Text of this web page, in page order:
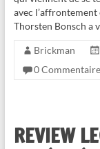
avec
Thorsten Bonsch a
Brickman
0
REVIEW